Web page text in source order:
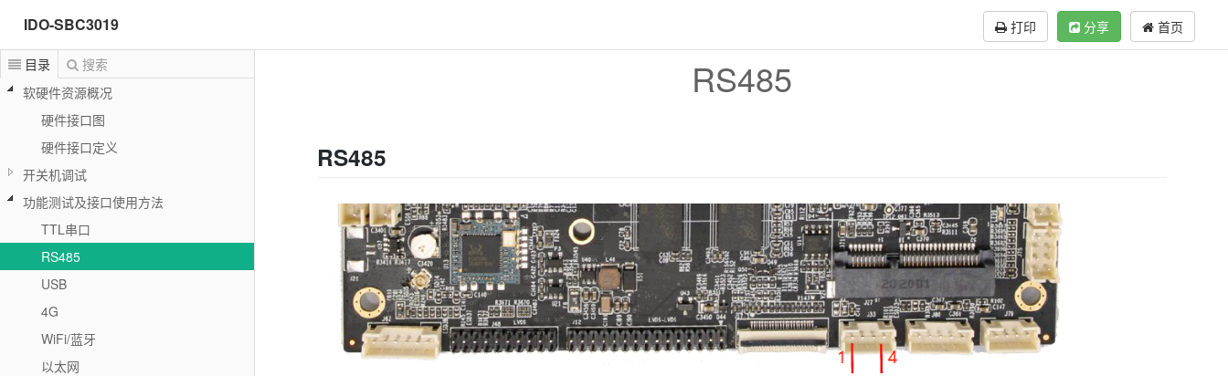
IDO-SBC3019 打印 首页
分享
目录
搜索
软硬件资源概况
硬件接口图
硬件接口定义
开关机调试
功能测试及接口使用方法
TTL串口
RS485
USB
4G
WiFi/蓝牙
以太网
RS485
RS485